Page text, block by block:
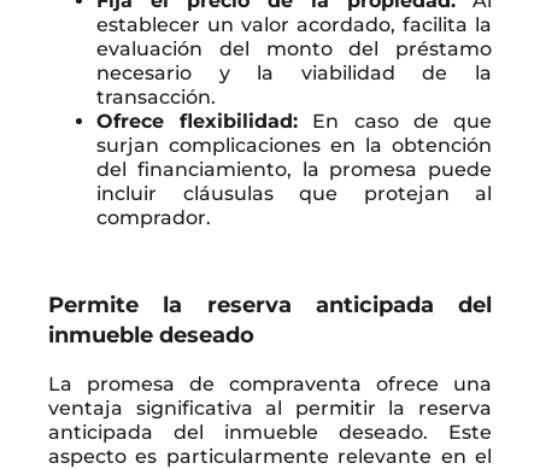
establecer un valor acordado, facilita la
evaluación del monto del préstamo
necesario y la viabilidad de la
transacción.
Ofrece flexibilidad: En caso de que
surjan complicaciones en la obtención
del financiamiento, la promesa puede
incluir cláusulas que protejan al
comprador.
Permite la reserva anticipada del
inmueble deseado
La promesa de compraventa ofrece una
ventaja significativa al permitir la reserva
anticipada del inmueble deseado. Este
aspecto es particularmente relevante en el